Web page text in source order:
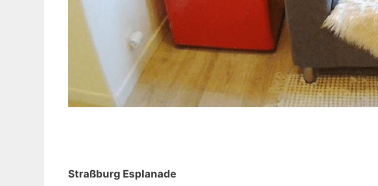
Straßburg Esplanade